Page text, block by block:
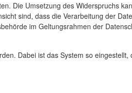
Die Umsetzung des Widerspruchs
sind, dass die Verarbeitung der
im Geltungsrahmen der
Dabei ist das System so eingestellt,